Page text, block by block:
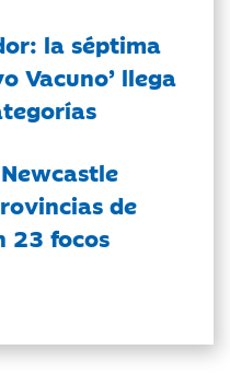
la séptima
Vacuno’ llega
de
23 focos